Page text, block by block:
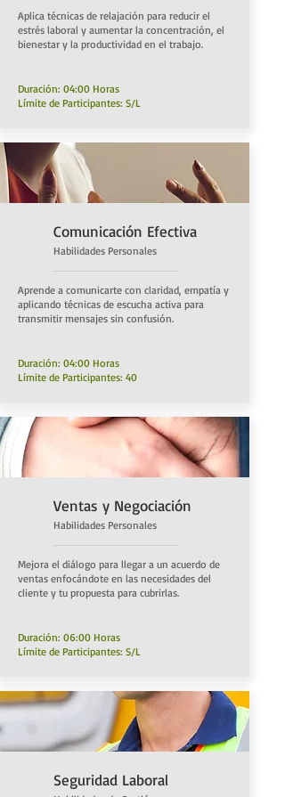
Aplica técnicas de relajación para reducir el
estrés laboral y aumentar la concentración, el
bienestar y la productividad en el trabajo.
Duración: 04:00 Horas
Límite de Participantes: S/L
Comunicación Efectiva
Habilidades Personales
Aprende a comunicarte con claridad, empatía y
aplicando técnicas de escucha activa para
transmitir mensajes sin confusión.
Duración: 04:00 Horas
Límite de Participantes: 40
Ventas y Negociación
Habilidades Personales
Mejora el diálogo para llegar a un acuerdo de
ventas enfocándote en las necesidades del
cliente y tu propuesta para cubrirlas.
Duración: 06:00 Horas
Límite de Participantes: S/L
Seguridad Laboral